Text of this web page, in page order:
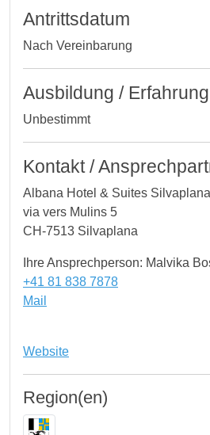
Antrittsdatum
Nach Vereinbarung
Ausbildung / Erfahrung
Unbestimmt
Kontakt /
Albana Hotel & Suites Silvaplana
via vers Mulins 5
CH-7513 Silvaplana
Ihre Ansprechperson: Malvika
+41 81 838 7878
Mail
Website
Region(en)